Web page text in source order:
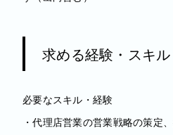
求める経験・スキル
必要なスキル・経験
・代理店営業の営業戦略の策定